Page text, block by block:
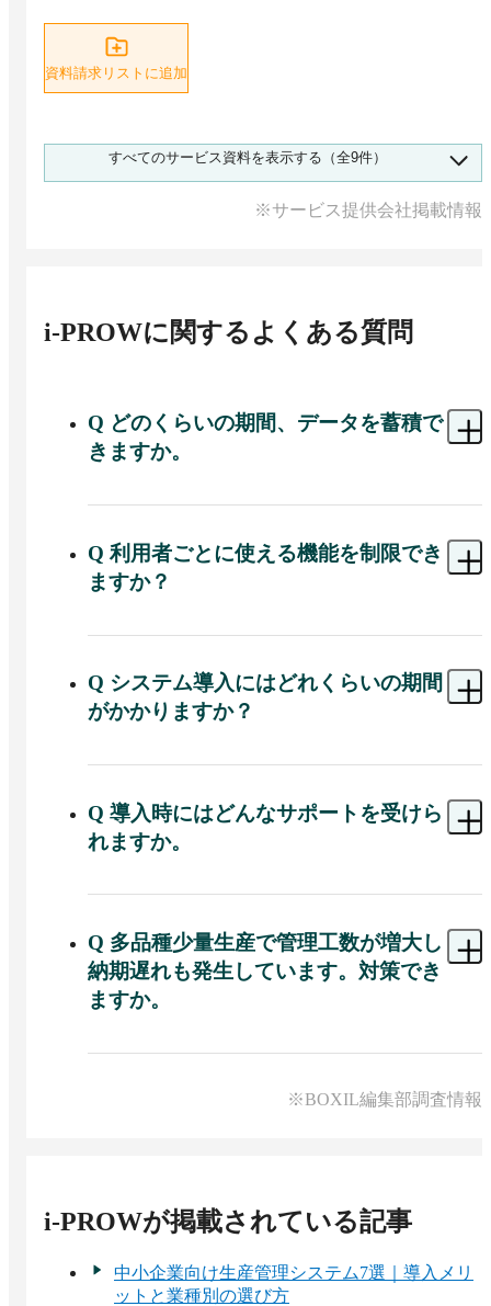
資料請求リストに追加
2025/11/27更新
提供企業作成
【導入事例】ログインユーザー
資料請求リストに追加
【1巻】マンガずくだせ生産管理
【2巻】マンガずくだせ生産管理
すべてのサービス資料を表示する（全9件）
※サービス提供会社掲載情報
i-PROWに関するよくある質問
Q どのくらいの期間、データを蓄積で
きますか。
A i-PROWでは、約10年分のデータが問題なく蓄
Q利用者ごとに使える機能を制限でき
ますか？
A 可能です。システム管理者などによるメニュー
Q システム導入にはどれくらいの期間
がかかりますか？
A カスタマイズなしの場合、約3〜4か月（※）で
模により変動します。
※出典：i-PROW公式HP（2025年11月20日閲覧）
Q 導入時にはどんなサポートを受けら
れますか。
A 導入企業の業務フローとパッケージ機能の適合
提案してもらえます。
i-PROWの操作指導やマスタ設定支援など、立上げ
時のサポートも提供しています。
Q 多品種少量生産で管理工数が増大し
納期遅れも発生しています。対策でき
ますか。
A 対策可能です。i-PROWでは現場から工程別の作
で、遅れがある場合は早めにアラートを出せま
※BOXIL編集部調査情報
i-PROWが掲載されている記事
中小企業向け生産管理システム7選｜導入メリ
ットと業種別の選び方